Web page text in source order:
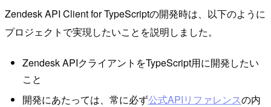
Zendesk API Client for TypeScriptの開発時は、以下のように
プロジェクトで実現したいことを説明しました。
Zendesk APIクライアントをTypeScript用に開発したい
こと
開発にあたっては、常に必ず公式APIリファレンスの内